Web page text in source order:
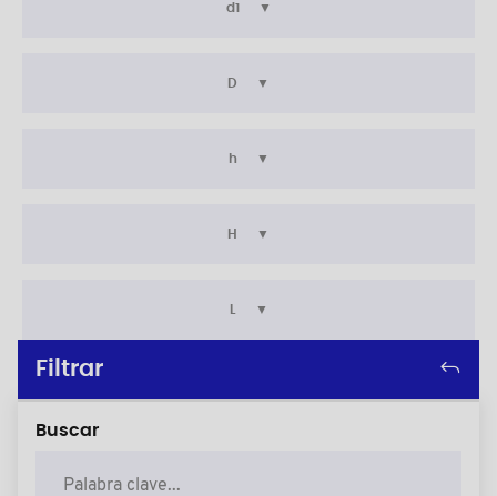
d1
D
h
H
L
Filtrar
Buscar